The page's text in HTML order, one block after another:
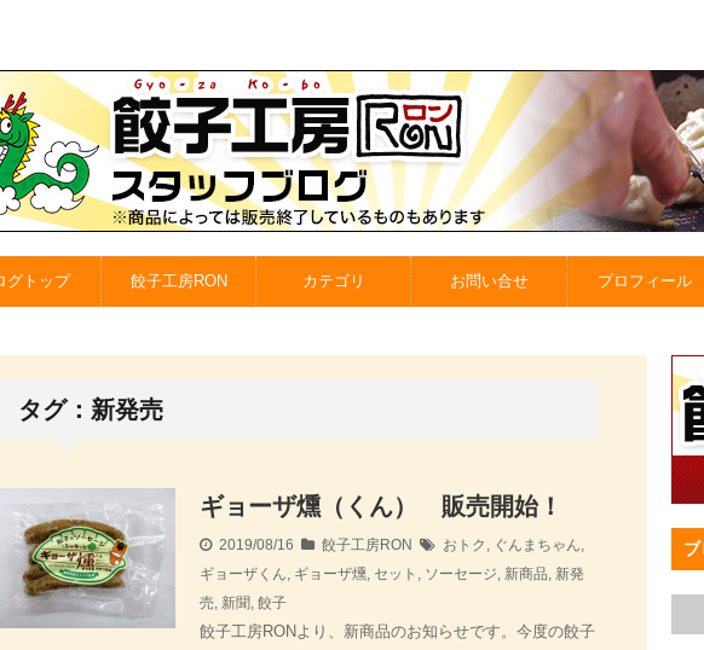
グトップ 餃子工房RON カテゴリ お問い合せ プロフィール
タグ：新発売
ギョーザ燻（くん） 販売開始！
2019/08/16 餃子工房RON おトク , ぐんまちゃん,
ギョーザくん, ギョーザ燻, セット , ソーセージ, 新商品, 新発
売, 新聞, 餃子
餃子工房RONより、新商品のお知らせです。今度の餃子